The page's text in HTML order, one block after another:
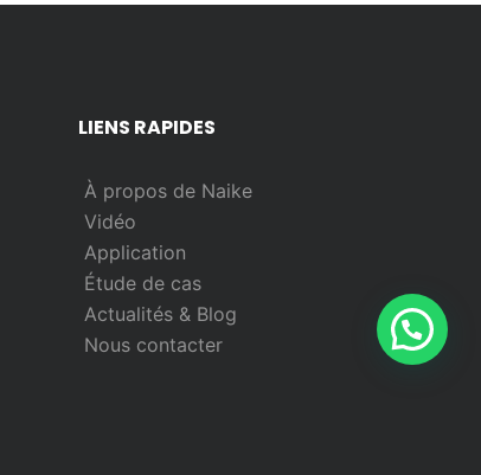
LIENS RAPIDES
À propos de Naike
Vidéo
Application
Étude de cas
Actualités & Blog
Nous contacter